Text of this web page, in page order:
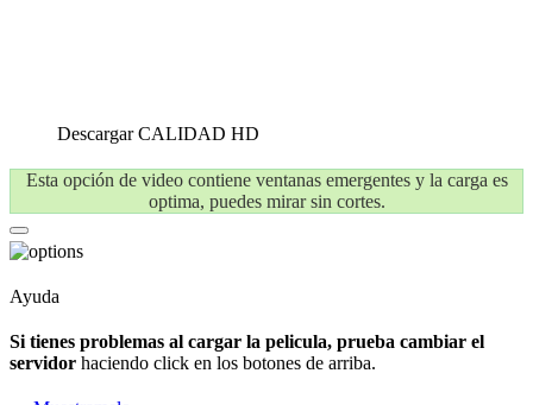
DescargarCALIDAD HD
Esta opción de video contiene ventanas emergentes y la carga es
optima, puedes mirar sin cortes.
Ayuda
Si tienes problemas al cargar la pelicula, prueba cambiar el
servidor haciendo click en los botones de arriba.